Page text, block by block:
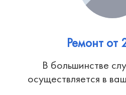
Ремонт от
В большинстве
осуществляется в